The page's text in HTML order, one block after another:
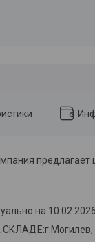
предлагает
на 10.02.2026